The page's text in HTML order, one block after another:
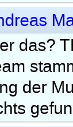
das?
der